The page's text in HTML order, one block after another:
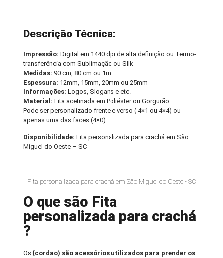
Descrição Técnica:
Impressão: Digital em 1440 dpi de alta definição ou Termo-
transferência com Sublimação ou SIlk
Medidas: 90 cm, 80 cm ou 1m.
Espessura: 12mm, 15mm, 20mm ou 25mm
Informações:Logos, Slogans e etc.
Material: Fita acetinada em Poliéster ou Gorgurão.
Pode ser personalizado frente e verso ( 4×1 ou 4×4) ou
apenas uma das faces (4×0).
Disponibilidade:Fita personalizada para crachá em São
Miguel do Oeste – SC
Fita personalizada para crachá em São Miguel do Oeste - SC
O que são Fita
personalizada para crachá
?
Os {cordao) são acessórios utilizados para prender os